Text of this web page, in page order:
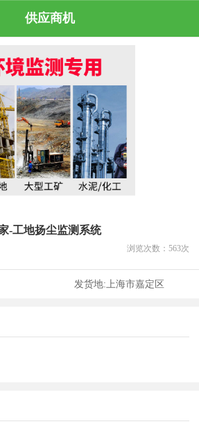
供应商机
-工地扬尘监测系统
浏览次数： 563次
发货地:上海市嘉定区